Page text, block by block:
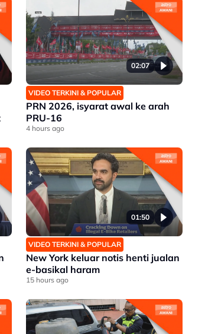
02:07
VIDEO TERKINI & POPULAR
PRN 2026, isyarat awal ke arah
PRU-16
4 hours ago
01:50
VIDEO TERKINI & POPULAR
New York keluar notis henti jualan
e-basikal haram
15 hours ago